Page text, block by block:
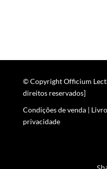
© Copyright Officium
direitos reservados]
Condições de venda|
privacidade